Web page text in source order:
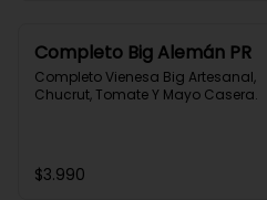
Completo Big Alemán PR
Completo Vienesa Big Artesanal,
Chucrut, Tomate Y Mayo Casera.
$3.990